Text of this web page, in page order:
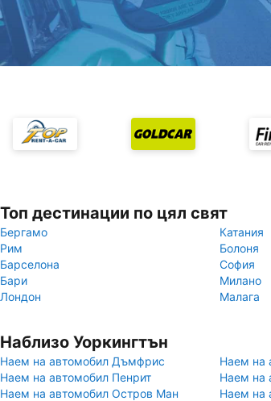
Топ дестинации по цял свят
Бергамо
Катания
Рим
Болоня
Барселона
София
Бари
Милано
Лондон
Малага
Наблизо Уоркингтън
Наем на автомобил Дъмфрис
Наем на
Наем на автомобил Пенрит
Наем на
Наем на автомобил Остров Ман
Наем на